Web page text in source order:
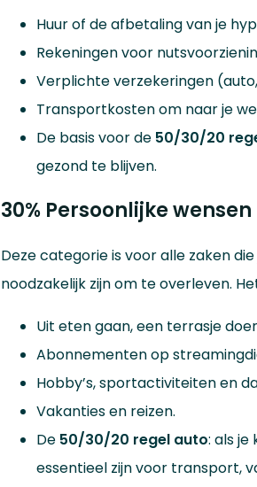
Huur of de afbetaling van je
Rekeningen voor
Verplichte verzekeringen
Transportkosten om naar je
De basis voor de 50/30/20
gezond te blijven.
30% Persoonlijke
Deze categorie is voor alle zaken
noodzakelijk zijn om te overleven.
Uit eten gaan, een terrasje
Abonnementen op
Hobby’s, sportactiviteiten en
Vakanties en reizen.
De 50/30/20 regel auto: als
essentieel zijn voor transport,